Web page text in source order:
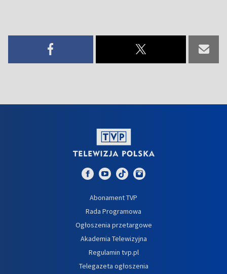
Abonament TVP
Rada Programowa
Ogłoszenia przetargowe
Akademia Telewizyjna
Regulamin tvp.pl
Telegazeta ogłoszenia